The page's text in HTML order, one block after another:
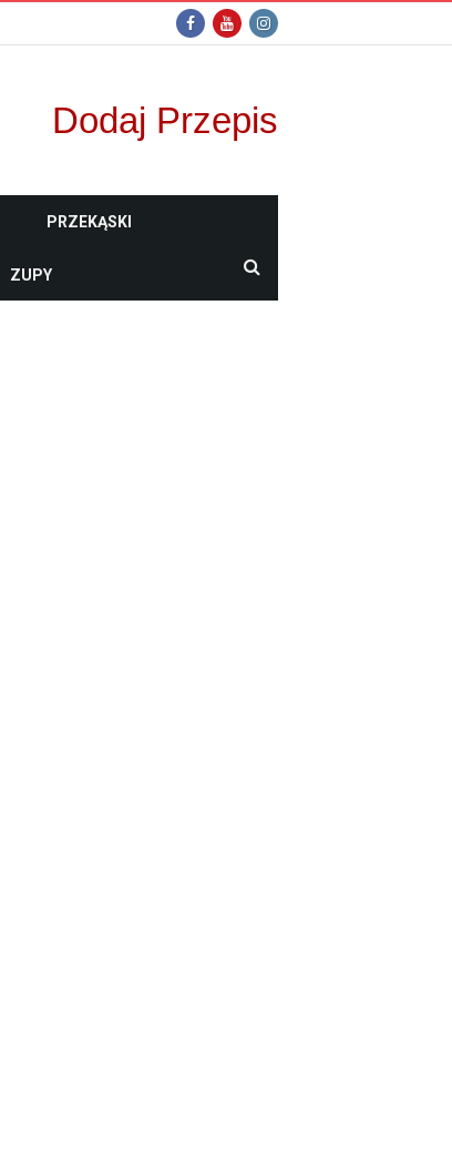
Dodaj Przepis
PRZEKĄSKI
ZUPY